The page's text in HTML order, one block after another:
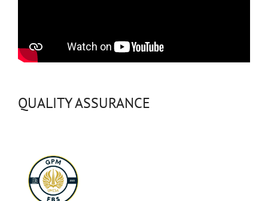
QUALITY ASSURANCE